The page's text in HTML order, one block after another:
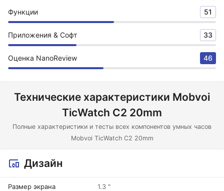
Функции 51
Приложения & Софт 33
Оценка NanoReview 46
Технические характеристики Mobvoi
TicWatch C2 20mm
Полные характеристики и тесты всех компонентов умных часов
Mobvoi TicWatch C2 20mm
Дизайн
Размер экрана 1.3 "